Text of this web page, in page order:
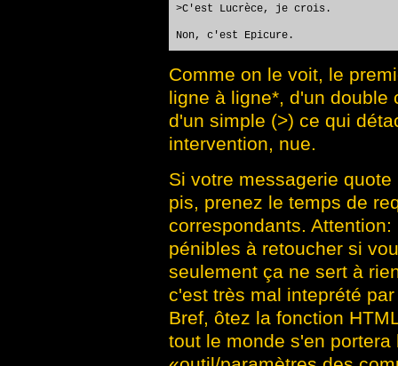
>C'est Lucrèce, je crois.
Non, c'est Epicure.
Comme on le voit, le
ligne à ligne*, d'un double
d'un simple (>) ce qui
intervention, nue.
Si votre messagerie
pis, prenez le temps de
correspondants.
pénibles à retoucher si
seulement ça ne sert à
c'est très mal inteprété
Bref, ôtez la fonction
tout le monde s'en